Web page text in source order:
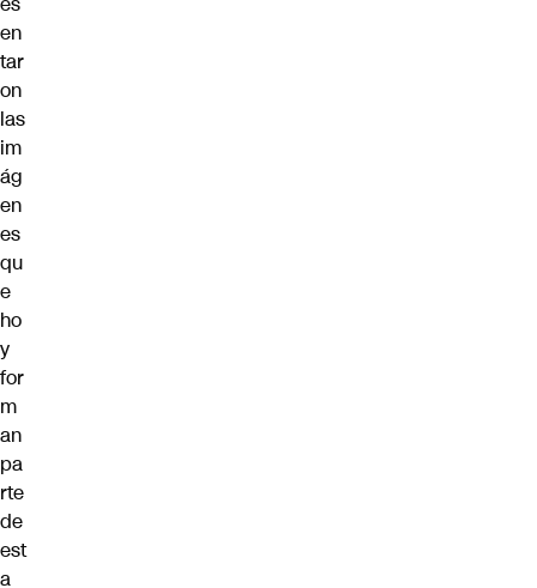
en
tar
on
las
im
ág
en
es
qu
e
ho
y
for
m
an
pa
rte
de
est
a